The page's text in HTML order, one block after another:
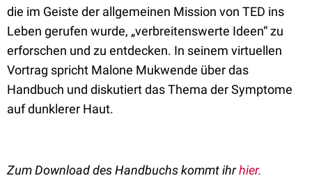
die im Geiste der allgemeinen Mission von TED ins
Leben gerufen wurde, „verbreitenswerte Ideen“ zu
erforschen und zu entdecken. In seinem virtuellen
Vortrag spricht Malone Mukwende über das
Handbuch und diskutiert das Thema der Symptome
auf dunklerer Haut.
Zum Download des Handbuchs kommt ihrhier.